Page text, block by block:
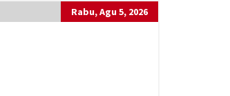
Rabu, Agu 5, 2026